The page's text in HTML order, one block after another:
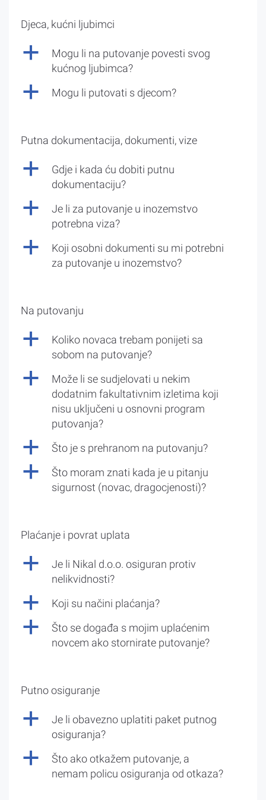
Djeca, kućni ljubimci
a
Mogu li na putovanje povesti svog
kućnog ljubimca?
a Mogu li putovati s djecom?
Putna dokumentacija, dokumenti, vize
a
Gdje i kada ću dobiti putnu
dokumentaciju?
a
Je li za putovanje u inozemstvo
potrebna viza?
a
Koji osobni dokumenti su mi potrebni
za putovanje u inozemstvo?
Na putovanju
a
Koliko novaca trebam ponijeti sa
sobom na putovanje?
a
Može li se sudjelovati u nekim
dodatnim fakultativnim izletima koji
nisu uključeni u osnovni program
putovanja?
a Što je s prehranom na putovanju?
a
Što moram znati kada je u pitanju
sigurnost (novac, dragocjenosti)?
Plaćanje i povrat uplata
a
Je li Nikal d.o.o. osiguran protiv
nelikvidnosti?
a Koji su načini plaćanja?
a
Što se događa s mojim uplaćenim
novcem ako stornirate putovanje?
Putno osiguranje
a
Je li obavezno uplatiti paket putnog
osiguranja?
a
Što ako otkažem putovanje, a
nemam policu osiguranja od otkaza?